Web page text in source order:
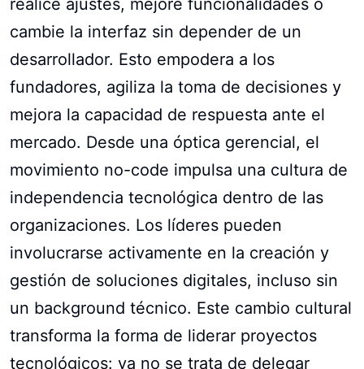
cambie la interfaz sin depender de un
desarrollador. Esto empodera a los
fundadores, agiliza la toma de decisiones y
mejora la capacidad de respuesta ante el
mercado. Desde una óptica gerencial, el
movimiento no-code impulsa una cultura de
independencia tecnológica dentro de las
organizaciones. Los líderes pueden
involucrarse activamente en la creación y
gestión de soluciones digitales, incluso sin
un background técnico. Este cambio cultural
transforma la forma de liderar proyectos
tecnológicos: ya no se trata de delegar